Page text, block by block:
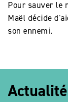
Pour sauver le
Maël décide
son ennemi.